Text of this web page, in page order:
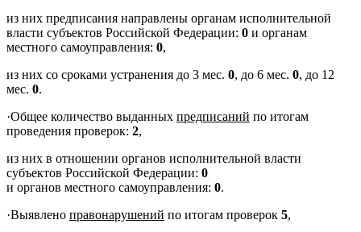
из них предписания направлены органам исполнительной
власти субъектов Российской Федерации: 0 и органам
местного самоуправления: 0,
из них со сроками устранения до 3 мес. 0, до 6 мес. 0, до 12
мес. 0.
·Общее количество выданных предписаний по итогам
проведения проверок: 2,
из них в отношении органов исполнительной власти
субъектов Российской Федерации: 0
и органов местного самоуправления: 0.
·Выявлено правонарушений по итогам проверок 5,